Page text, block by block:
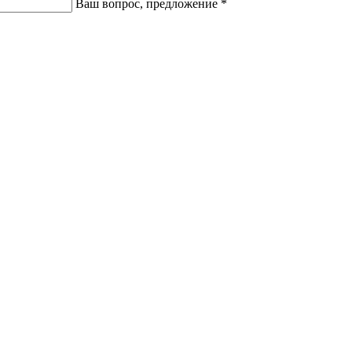
Ваш вопрос, предложение *